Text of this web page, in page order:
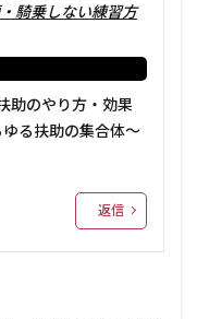
騎乗しない練習方
助のやり方・効果
る扶助の集合体～
返信